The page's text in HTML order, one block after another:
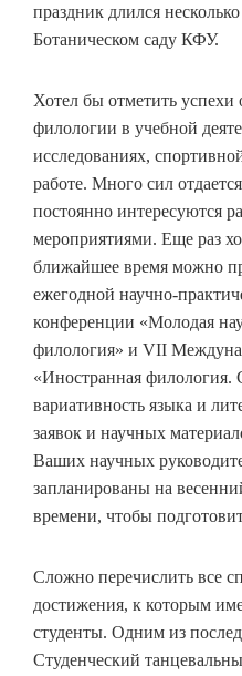
праздник длился
Ботаническом саду КФУ.
Хотел бы отметить
филологии в учебной
исследованиях,
работе. Много сил
постоянно интересуются
мероприятиями. Еще раз
ближайшее время можно
ежегодной научно-
конференции «Молодая
филология» и VII
«Иностранная филология.
вариативность языка и
заявок и научных
Ваших научных
запланированы на
времени, чтобы
Сложно перечислить все
достижения, к которым
студенты. Одним из
Студенческий